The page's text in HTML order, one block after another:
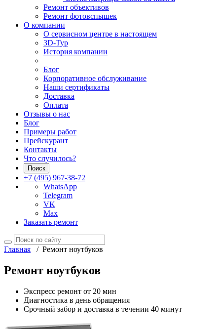
Ремонт объективов
Ремонт фотовспышек
О компании
О сервисном центре в настоящем
3D-Тур
История компании
Блог
Корпоративное обслуживание
Наши сертификаты
Доставка
Оплата
Отзывы о нас
Блог
Примеры работ
Прейскурант
Контакты
Что случилось?
Поиск
+7 (495) 967-38-72
WhatsApp
Telegram
VK
Max
Заказать ремонт
Главная / Ремонт ноутбуков
Ремонт ноутбуков
Экспресс ремонт от 20 мин
Диагностика в день обращения
Срочный забор и доставка в течении 40 минут